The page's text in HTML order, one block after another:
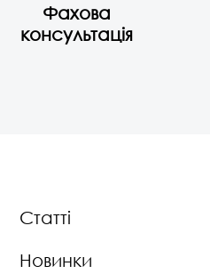
Фахова
консультація
Статті
Новинки